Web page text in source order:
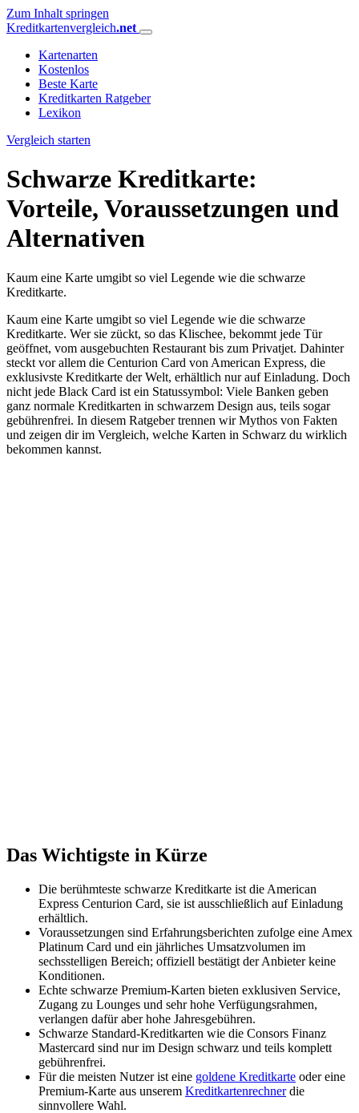
Zum Inhalt springen
Kreditkartenvergleich.net
Kartenarten
Kostenlos
Beste Karte
Kreditkarten Ratgeber
Lexikon
Vergleich starten
Schwarze Kreditkarte:
Vorteile, Voraussetzungen und
Alternativen
Kaum eine Karte umgibt so viel Legende wie die schwarze
Kreditkarte.
Kaum eine Karte umgibt so viel Legende wie die schwarze
Kreditkarte. Wer sie zückt, so das Klischee, bekommt jede Tür
geöffnet, vom ausgebuchten Restaurant bis zum Privatjet. Dahinter
steckt vor allem die Centurion Card von American Express, die
exklusivste Kreditkarte der Welt, erhältlich nur auf Einladung. Doch
nicht jede Black Card ist ein Statussymbol: Viele Banken geben
ganz normale Kreditkarten in schwarzem Design aus, teils sogar
gebührenfrei. In diesem Ratgeber trennen wir Mythos von Fakten
und zeigen dir im Vergleich, welche Karten in Schwarz du wirklich
bekommen kannst.
Das Wichtigste in Kürze
Die berühmteste schwarze Kreditkarte ist die American
Express Centurion Card, sie ist ausschließlich auf Einladung
erhältlich.
Voraussetzungen sind Erfahrungsberichten zufolge eine Amex
Platinum Card und ein jährliches Umsatzvolumen im
sechsstelligen Bereich; offiziell bestätigt der Anbieter keine
Konditionen.
Echte schwarze Premium-Karten bieten exklusiven Service,
Zugang zu Lounges und sehr hohe Verfügungsrahmen,
verlangen dafür aber hohe Jahresgebühren.
Schwarze Standard-Kreditkarten wie die Consors Finanz
Mastercard sind nur im Design schwarz und teils komplett
gebührenfrei.
Für die meisten Nutzer ist eine goldene Kreditkarte oder eine
Premium-Karte aus unserem Kreditkartenrechnerdie
sinnvollere Wahl.